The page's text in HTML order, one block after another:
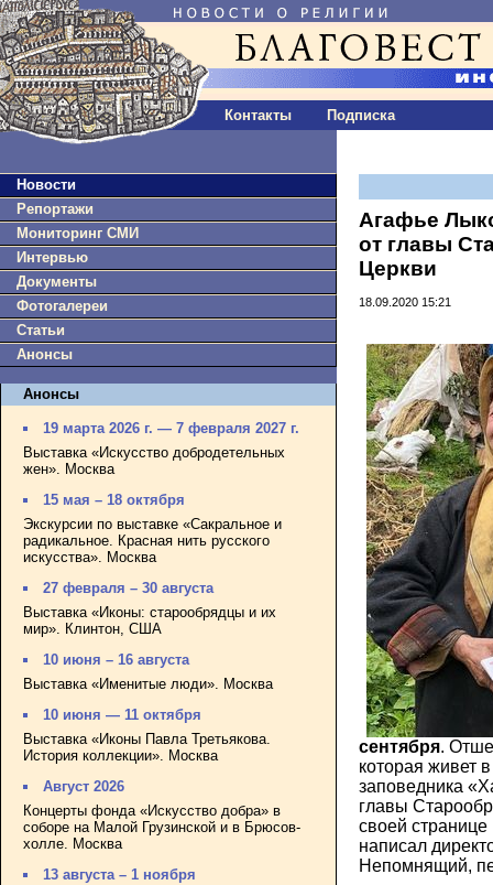
Контакты Подписка
Новости
Репортажи
Мониторинг СМИ
Интервью
Документы
Фотогалереи
Статьи
Анонсы
Анонсы
19 марта 2026 г. — 7 февраля 2027 г.
Выставка «Искусство добродетельных
жен». Москва
15 мая – 18 октября
Экскурсии по выставке «Сакральное и
радикальное. Красная нить русского
искусства». Москва
27 февраля – 30 августа
Выставка «Иконы: старообрядцы и их
мир». Клинтон, США
10 июня – 16 августа
Выставка «Именитые люди». Москва
10 июня — 11 октября
Выставка «Иконы Павла Третьякова.
История коллекции». Москва
Август 2026
Концерты фонда «Искусство добра» в
соборе на Малой Грузинской и в Брюсов-
холле. Москва
13 августа – 1 ноября
Агафье
от главы
Церкви
18.09.2020 15:21
сентября.
которая живет
заповедника
главы
своей
написал
Непомнящий,